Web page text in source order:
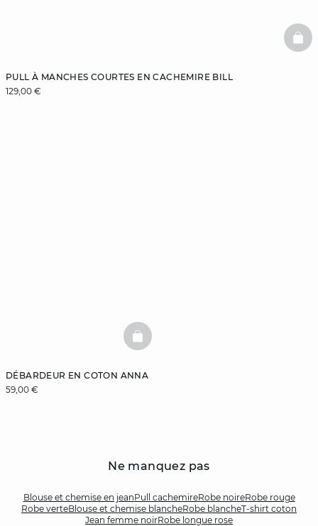
PULL À MANCHES COURTES EN CACHEMIRE BILL
129,00 €
DÉBARDEUR EN COTON ANNA
59,00 €
BASKETFULL
Ne manquez pas
Blouse et chemise en jeanPull cachemireRobe noireRobe rouge
Robe verteBlouse et chemise blancheRobe blancheT-shirt coton
Jean femme noirRobe longue rose